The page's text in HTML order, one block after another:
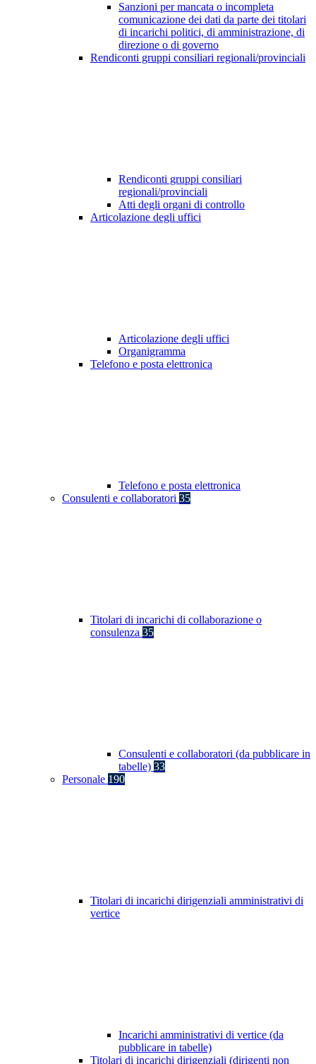
Sanzioni per mancata o incompleta
comunicazione dei dati da parte dei titolari
di incarichi politici, di amministrazione, di
direzione o di governo
Rendiconti gruppi consiliari regionali/provinciali
Rendiconti gruppi consiliari
regionali/provinciali
Atti degli organi di controllo
Articolazione degli uffici
Articolazione degli uffici
Organigramma
Telefono e posta elettronica
Telefono e posta elettronica
Consulenti e collaboratori 35
Titolari di incarichi di collaborazione o
consulenza 35
Consulenti e collaboratori (da pubblicare in
tabelle) 33
Personale 190
Titolari di incarichi dirigenziali amministrativi di
vertice
Incarichi amministrativi di vertice (da
pubblicare in tabelle)
Titolari di incarichi dirigenziali (dirigenti non